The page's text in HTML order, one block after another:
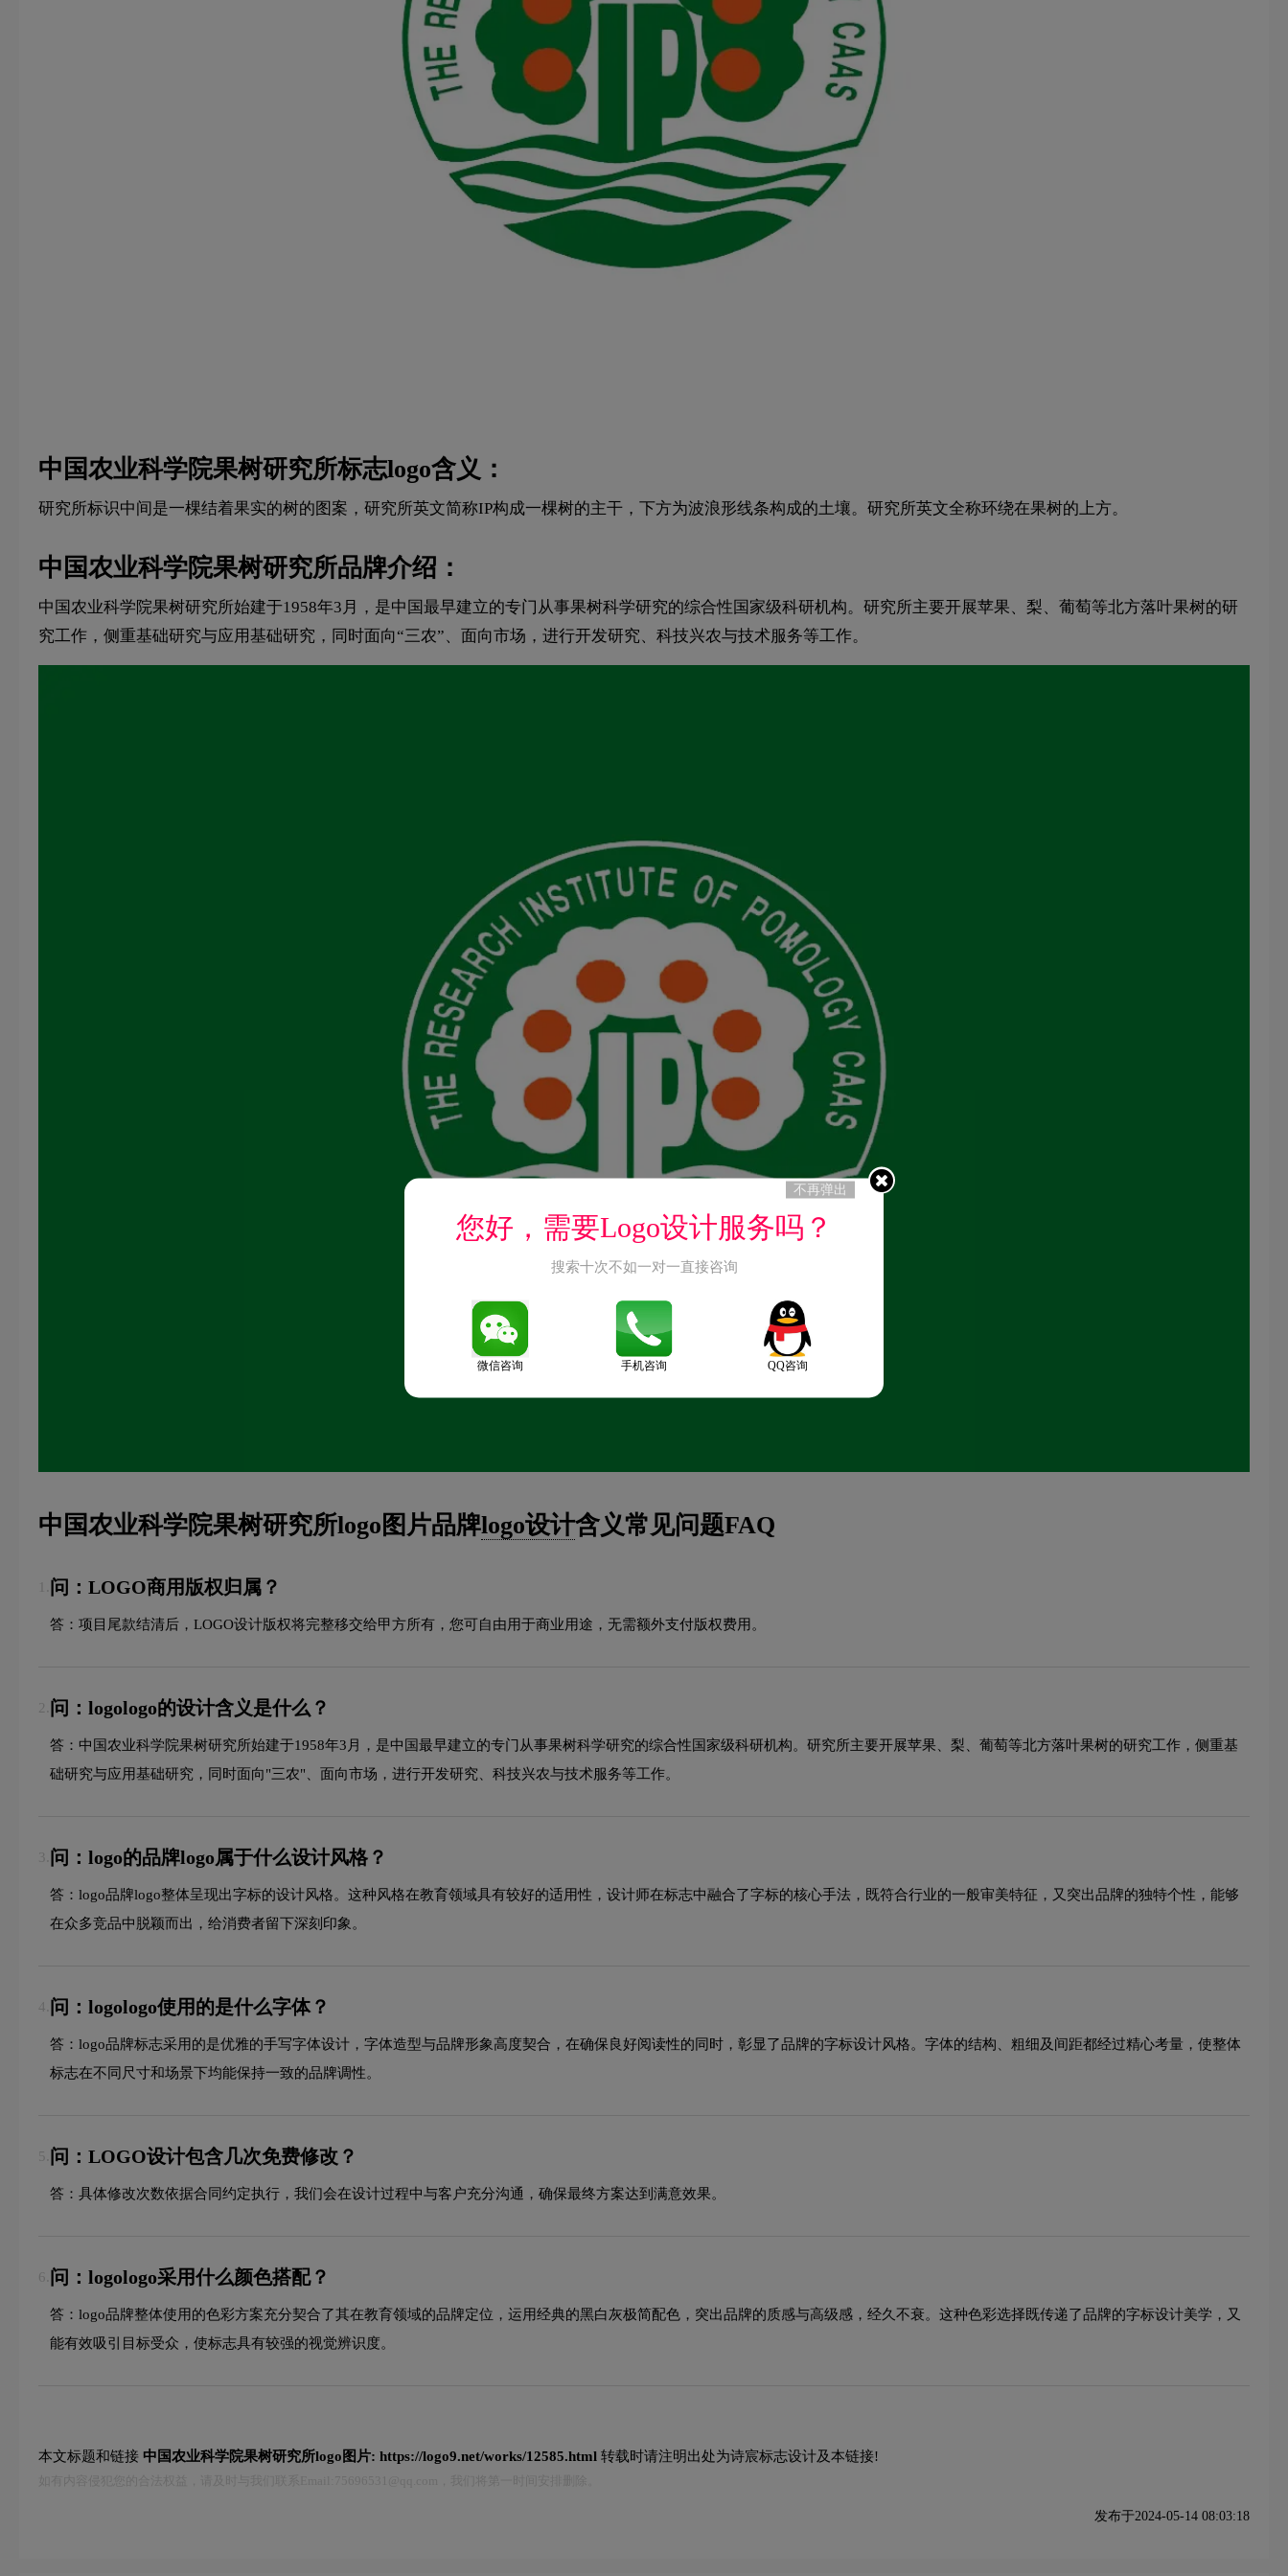
中国农业科学院果树研究所标志logo含义：
研究所标识中间是一棵结着果实的树的图案，研究所英文简称IP构成一棵树的主干，下方为波浪形线条构成的土壤。研究所英文全称环绕在果树的上方。
中国农业科学院果树研究所品牌介绍：
中国农业科学院果树研究所始建于1958年3月，是中国最早建立的专门从事果树科学研究的综合性国家级科研机构。研究所主要开展苹果、梨、葡萄等北方落叶果树的研
究工作，侧重基础研究与应用基础研究，同时面向“三农”、面向市场，进行开发研究、科技兴农与技术服务等工作。
中国农业科学院果树研究所logo图片品牌logo设计含义常见问题FAQ
问：LOGO商用版权归属？
答：项目尾款结清后，LOGO设计版权将完整移交给甲方所有，您可自由用于商业用途，无需额外支付版权费用。
2. 问：logologo的设计含义是什么？
答：中国农业科学院果树研究所始建于1958年3月，是中国最早建立的专门从事果树科学研究的综合性国家级科研机构。研究所主要开展苹果、梨、葡萄等北方落叶果树的研究工作，侧重基
础研究与应用基础研究，同时面向"三农"、面向市场，进行开发研究、科技兴农与技术服务等工作。
3. 问：logo的品牌logo属于什么设计风格？
答：logo品牌logo整体呈现出字标的设计风格。这种风格在教育领域具有较好的适用性，设计师在标志中融合了字标的核心手法，既符合行业的一般审美特征，又突出品牌的独特个性，能够
在众多竞品中脱颖而出，给消费者留下深刻印象。
4. 问：logologo使用的是什么字体？
答：logo品牌标志采用的是优雅的手写字体设计，字体造型与品牌形象高度契合，在确保良好阅读性的同时，彰显了品牌的字标设计风格。字体的结构、粗细及间距都经过精心考量，使整体
标志在不同尺寸和场景下均能保持一致的品牌调性。
5. 问：LOGO设计包含几次免费修改？
答：具体修改次数依据合同约定执行，我们会在设计过程中与客户充分沟通，确保最终方案达到满意效果。
6. 问：logologo采用什么颜色搭配？
答：logo品牌整体使用的色彩方案充分契合了其在教育领域的品牌定位，运用经典的黑白灰极简配色，突出品牌的质感与高级感，经久不衰。这种色彩选择既传递了品牌的字标设计美学，又
能有效吸引目标受众，使标志具有较强的视觉辨识度。
本文标题和链接 中国农业科学院果树研究所logo图片: https://logo9.net/works/12585.html 转载时请注明出处为诗宸标志设计及本链接!
发布于2024-05-14 08:03:18
不再弹出
您好，需要Logo设计服务吗？
搜索十次不如一对一直接咨询
微信咨询 手机咨询 QQ咨询